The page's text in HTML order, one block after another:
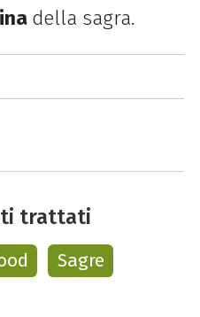
della sagra.
trattati
Sagre